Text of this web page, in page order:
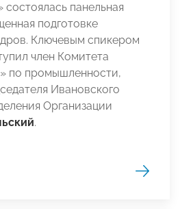
панельная
подготовке
Ключевым спикером
член Комитета
промышленности,
Ивановского
Организации
.